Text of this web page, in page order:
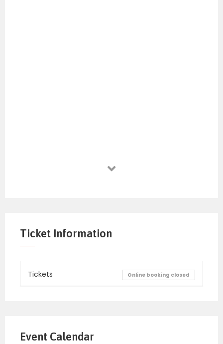
Ticket Information
Tickets Online booking closed
Event Calendar